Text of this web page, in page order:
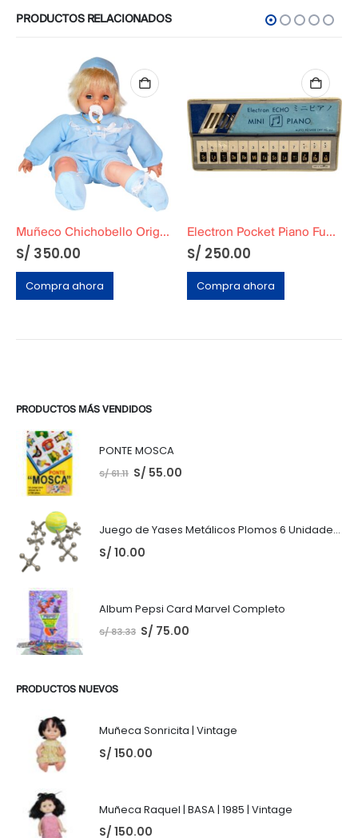
PRODUCTOS RELACIONADOS
Muñeco Chichobello Original Funcional
S/ 350.00
Compra ahora
Electron Pocket Piano Funcional
S/ 250.00
Compra ahora
PRODUCTOS MÁS VENDIDOS
PONTE MOSCA
S/61.11 S/ 55.00
Juego de Yases Metálicos Plomos 6 Unidades + Pelota de Goma (En Bolsita Lista para Regalar)
S/ 10.00
Album Pepsi Card Marvel Completo
S/83.33 S/ 75.00
PRODUCTOS NUEVOS
Muñeca Sonricita | Vintage
S/ 150.00
Muñeca Raquel | BASA | 1985 | Vintage
S/ 150.00